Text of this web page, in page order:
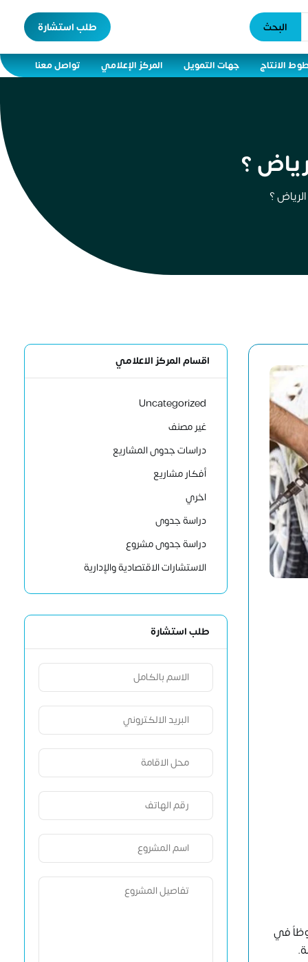
البحث طلب استشارة
الانتاج جهات التمويل المركز الإعلامي تواصل معنا
؟
؟
في
اقسام المركز الاعلامي
Uncategorized
غير مصنف
دراسات جدوى المشاريع
أفكار مشاريع
اخري
دراسة جدوى
دراسة جدوى مشروع
الاستشارات الاقتصادية والإدارية
طلب استشارة